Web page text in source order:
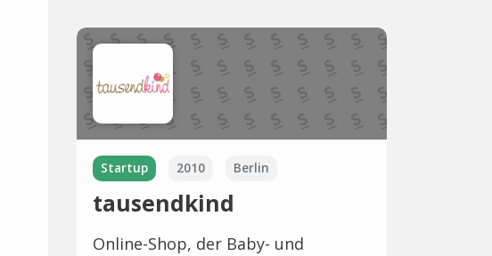
Startup 2010 Berlin
tausendkind
Online-Shop, der Baby- und